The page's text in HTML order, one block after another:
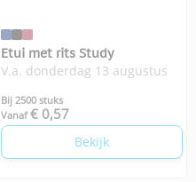
Etui met rits Study
V.a. donderdag 13 augustus
Bij 2500 stuks
Vanaf € 0,57
Bekijk